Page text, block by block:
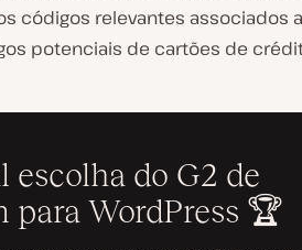
códigos relevantes associados
potenciais de cartões de